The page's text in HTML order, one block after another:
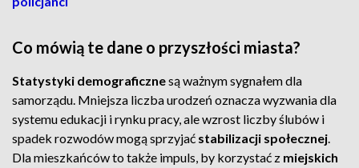
Co mówią te dane o przyszłości miasta?
Statystyki demograficznesą ważnym sygnałem dla
samorządu. Mniejsza liczba urodzeń oznacza wyzwania dla
systemu edukacji i rynku pracy, ale wzrost liczby ślubów i
spadek rozwodów mogą sprzyjać stabilizacji społecznej.
Dla mieszkańców to także impuls, by korzystać z miejskich